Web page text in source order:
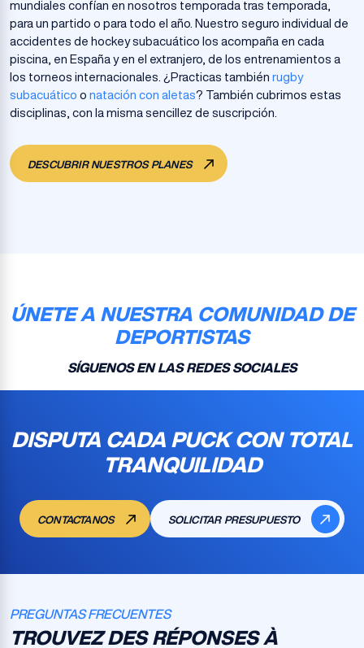
mundiales confían en nosotros temporada tras temporada,
para un partido o para todo el año. Nuestro seguro individual de
accidentes de hockey subacuático los acompaña en cada
piscina, en España y en el extranjero, de los entrenamientos a
los torneos internacionales. ¿Practicas también rugby
subacuático o natación con aletas? También cubrimos estas
disciplinas, con la misma sencillez de suscripción.
DESCUBRIR NUESTROS PLANES
ÚNETE A NUESTRA COMUNIDAD DE
DEPORTISTAS
SÍGUENOS EN LAS REDES SOCIALES
DISPUTA CADA PUCK CON TOTAL
TRANQUILIDAD
CONTACTANOS SOLICITAR PRESUPUESTO
PREGUNTAS FRECUENTES
TROUVEZ DES RÉPONSES À